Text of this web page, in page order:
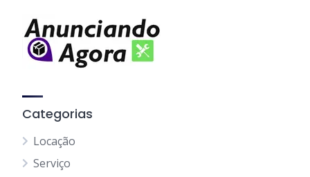
Categorias
Locação
Serviço